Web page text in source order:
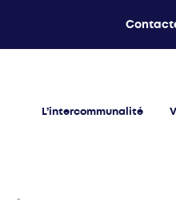
L’intercommunalité